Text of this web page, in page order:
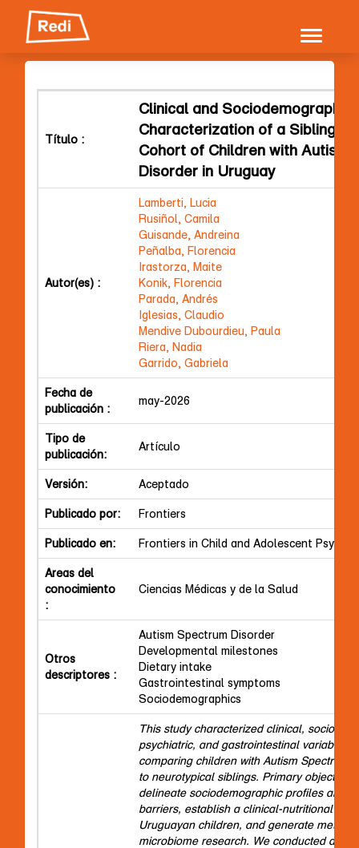
navigation
Título :
Clinical and Sociodemographic
Characterization of a Sibling-
Cohort of Children with Autism
Disorder in Uruguay
Autor(es) :
Lamberti, Lucia
Rusiñol, Camila
Guisande, Andreina
Peñalba, Florencia
Irastorza, Maite
Konik, Florencia
Parada, Andrés
Iglesias, Claudio
Mendive Dubourdieu, Paula
Riera, Nadia
Garrido, Gabriela
Fecha de
publicación :
may-2026
Tipo de
publicación:
Artículo
Versión: Aceptado
Publicado por: Frontiers
Publicado en: Frontiers in Child and Adolescent
Areas del
conocimiento
:
Ciencias Médicas y de la Salud
Otros
descriptores :
Autism Spectrum Disorder
Developmental milestones
Dietary intake
Gastrointestinal symptoms
Sociodemographics
This study characterized clinical,
psychiatric, and gastrointestinal variables
comparing children with Autism Spectrum
to neurotypical siblings. Primary objectives
delineate sociodemographic profiles and
barriers, establish a clinical-nutritional
Uruguayan children, and generate
microbiome research. We conducted a